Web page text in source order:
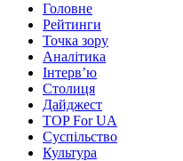
Головне
Рейтинги
Точка зору
Аналітика
Інтерв’ю
Столиця
Дайджест
TOP For UA
Суспiльство
Культура